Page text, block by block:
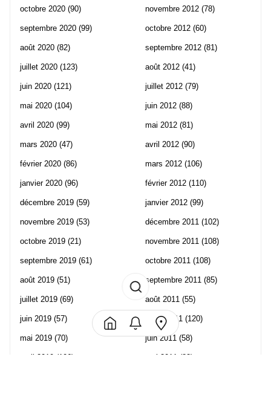
octobre 2020 (90)
septembre 2020 (99)
août 2020 (82)
juillet 2020 (123)
juin 2020 (121)
mai 2020 (104)
avril 2020 (99)
mars 2020 (47)
février 2020 (86)
janvier 2020 (96)
décembre 2019 (59)
novembre 2019 (53)
octobre 2019 (21)
septembre 2019 (61)
août 2019 (51)
juillet 2019 (69)
juin 2019 (57)
mai 2019 (70)
avril 2019 (106)
novembre 2012 (78)
octobre 2012 (60)
septembre 2012 (81)
août 2012 (41)
juillet 2012 (79)
juin 2012 (88)
mai 2012 (81)
avril 2012 (90)
mars 2012 (106)
février 2012 (110)
janvier 2012 (99)
décembre 2011 (102)
novembre 2011 (108)
octobre 2011 (108)
septembre 2011 (85)
août 2011 (55)
juillet 2011 (120)
juin 2011 (58)
mai 2011 (82)